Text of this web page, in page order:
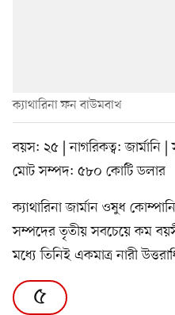
ক্যাথারিনা ফন বাউমবাখ
বয়স: ২৫ | নাগরিকত্ব: জার্মানি
মোট সম্পদ: ৫৮০ কোটি ডলার
ক্যাথারিনা জার্মান ওষুধ
সম্পদের তৃতীয় সবচেয়ে কম
মধ্যে তিনিই একমাত্র নারী
৫